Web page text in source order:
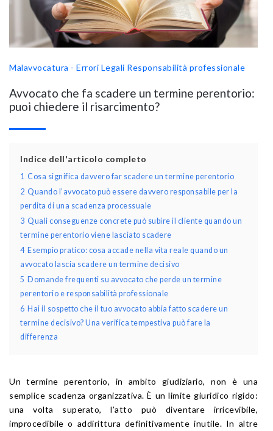
Malavvocatura - Errori Legali Responsabilità professionale
Avvocato che fa scadere un termine perentorio:
puoi chiedere il risarcimento?
Indice dell'articolo completo
1 Cosa significa davvero far scadere un termine perentorio
2 Quando l’avvocato può essere davvero responsabile per la
perdita di una scadenza processuale
3 Quali conseguenze concrete può subire il cliente quando un
termine perentorio viene lasciato scadere
4 Esempio pratico: cosa accade nella vita reale quando un
avvocato lascia scadere un termine decisivo
5 Domande frequenti su avvocato che perde un termine
perentorio e responsabilità professionale
6 Hai il sospetto che il tuo avvocato abbia fatto scadere un
termine decisivo? Una verifica tempestiva può fare la
differenza
Un termine perentorio, in ambito giudiziario, non è una
semplice scadenza organizzativa. È un limite giuridico rigido:
una volta superato, l’atto può diventare irricevibile,
improcedibile o addirittura definitivamente inutile. In altre